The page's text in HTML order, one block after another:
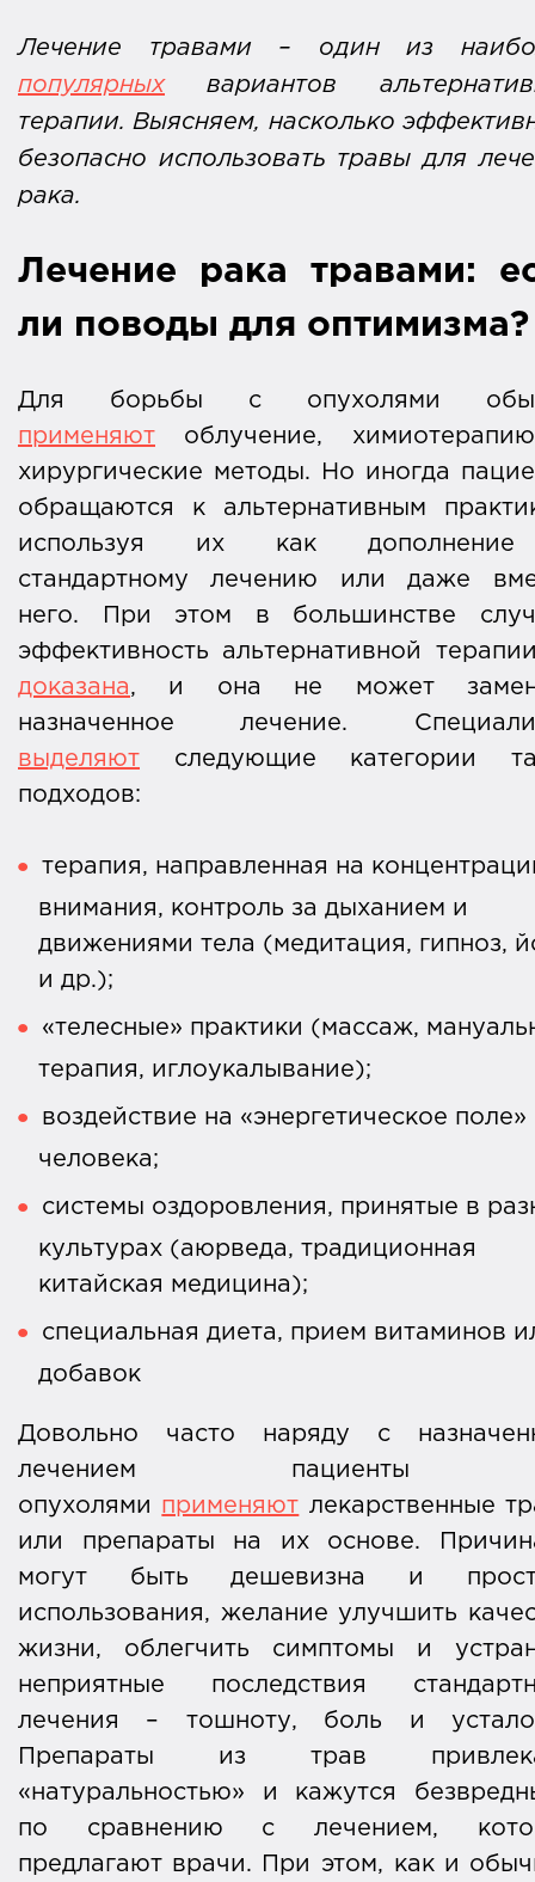
Лечение травами – один из
популярныхвариантов
терапии. Выясняем, насколько
безопасно использовать травы для
рака.
Лечение рака травами:
ли поводы для оптимизма?
Для борьбы с опухолями
применяют облучение,
хирургические методы. Но иногда
обращаются к альтернативным
используя их как
стандартному лечению или даже
него. При этом в большинстве
эффективность альтернативной
доказана, и она не может
назначенное лечение.
выделяют следующие категории
подходов:
терапия, направленная на
внимания, контроль за дыханием и
движениями тела (медитация, гипноз,
и др.);
«телесные» практики (массаж,
терапия, иглоукалывание);
воздействие на «энергетическое поле»
человека;
системы оздоровления, принятые в
культурах (аюрведа, традиционная
китайская медицина);
специальная диета, прием витаминов
добавок
Довольно часто наряду с
лечением
опухолями применяют лекарственные
или препараты на их основе.
могут быть дешевизна и
использования, желание улучшить
жизни, облегчить симптомы и
неприятные последствия
лечения – тошноту, боль и
Препараты из трав
«натуральностью» и кажутся
по сравнению с лечением,
предлагают врачи. При этом, как и